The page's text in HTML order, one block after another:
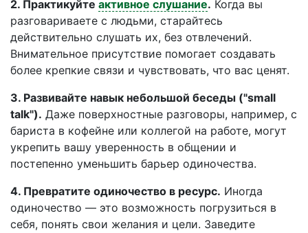
2. Практикуйте активное слушание. Когда вы
разговариваете с людьми, старайтесь
действительно слушать их, без отвлечений.
Внимательное присутствие помогает создавать
более крепкие связи и чувствовать, что вас ценят.
3. Развивайте навык небольшой беседы ("small
talk"). Даже поверхностные разговоры, например, с
бариста в кофейне или коллегой на работе, могут
укрепить вашу уверенность в общении и
постепенно уменьшить барьер одиночества.
4. Превратите одиночество в ресурс. Иногда
одиночество — это возможность погрузиться в
себя, понять свои желания и цели. Заведите